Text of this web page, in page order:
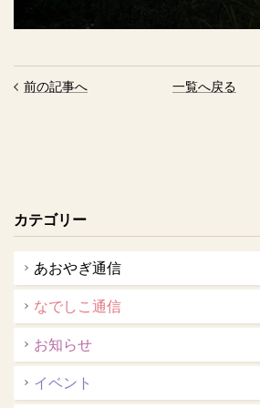
前の記事へ 一覧へ戻る
カテゴリー
あおやぎ通信
なでしこ通信
お知らせ
イベント